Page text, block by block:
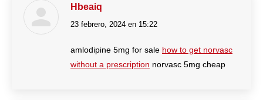
Hbeaiq
dice:
23 febrero, 2024 en 15:22
amlodipine 5mg for sale how to get norvasc
without a prescription norvasc 5mg cheap